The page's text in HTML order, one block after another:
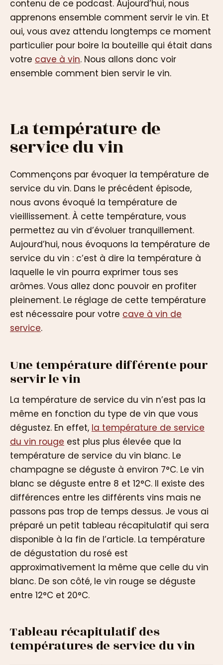
contenu de ce podcast. Aujourd’hui, nous
apprenons ensemble comment servir le vin. Et
oui, vous avez attendu longtemps ce moment
particulier pour boire la bouteille qui était dans
votre cave à vin. Nous allons donc voir
ensemble comment bien servir le vin.
La température de
service du vin
Commençons par évoquer la température de
service du vin. Dans le précédent épisode,
nous avons évoqué la température de
vieillissement. À cette température, vous
permettez au vin d’évoluer tranquillement.
Aujourd’hui, nous évoquons la température de
service du vin : c’est à dire la température à
laquelle le vin pourra exprimer tous ses
arômes. Vous allez donc pouvoir en profiter
pleinement. Le réglage de cette température
est nécessaire pour votre cave à vin de
service.
Une température différente pour
servir le vin
La température de service du vin n’est pas la
même en fonction du type de vin que vous
dégustez. En effet, la température de service
du vin rouge est plus plus élevée que la
température de service du vin blanc. Le
champagne se déguste à environ 7°C. Le vin
blanc se déguste entre 8 et 12°C. Il existe des
différences entre les différents vins mais ne
passons pas trop de temps dessus. Je vous ai
préparé un petit tableau récapitulatif qui sera
disponible à la fin de l’article. La température
de dégustation du rosé est
approximativement la même que celle du vin
blanc. De son côté, le vin rouge se déguste
entre 12°C et 20°C.
Tableau récapitulatif des
températures de service du vin